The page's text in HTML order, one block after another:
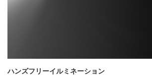
ハンズフリーイルミネーション